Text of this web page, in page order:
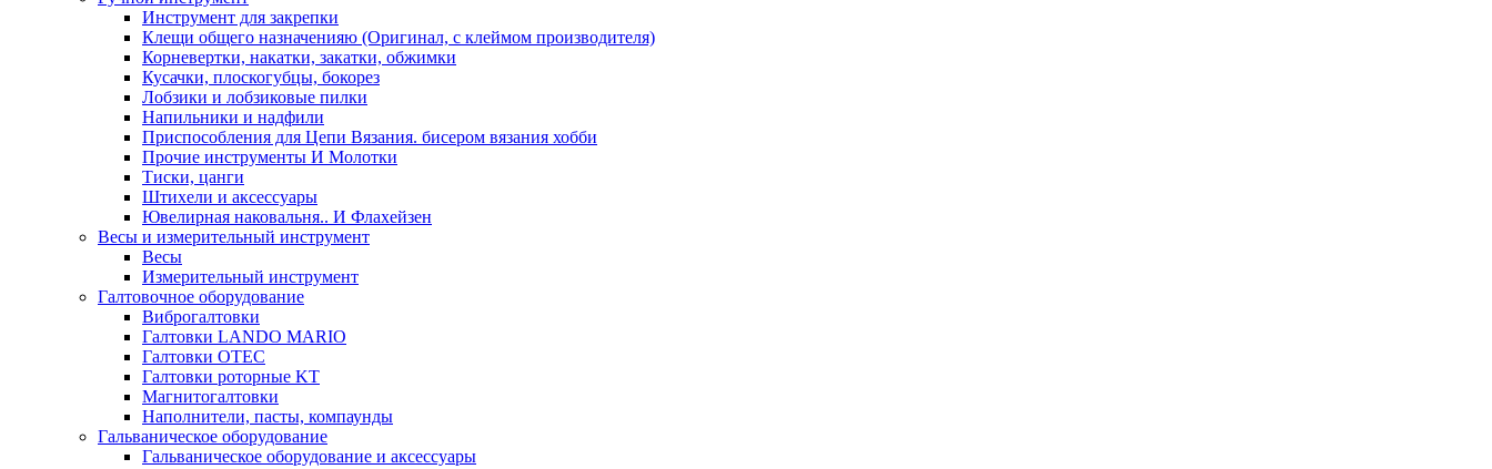
Инструмент для закрепки
Клещи общего назначенияю (Оригинал, с клеймом производителя)
Корневертки, накатки, закатки, обжимки
Кусачки, плоскогубцы, бокорез
Лобзики и лобзиковые пилки
Напильники и надфили
Приспособления для Цепи Вязания. бисером вязания хобби
Прочие инструменты И Молотки
Тиски, цанги
Штихели и аксессуары
Ювелирная наковальня.. И Флахейзен
Весы и измерительный инструмент
Весы
Измерительный инструмент
Галтовочное оборудование
Виброгалтовки
Галтовки LANDO MARIO
Галтовки OTEC
Галтовки роторные KT
Магнитогалтовки
Наполнители, пасты, компаунды
Гальваническое оборудование
Гальваническое оборудование и аксессуары